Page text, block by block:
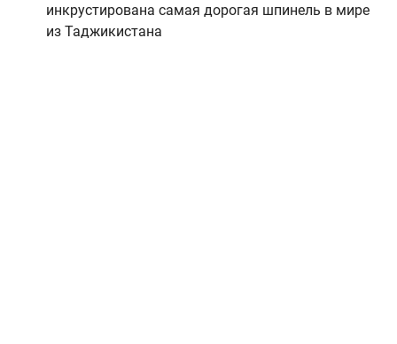
инкрустирована самая дорогая шпинель в мире
из Таджикистана